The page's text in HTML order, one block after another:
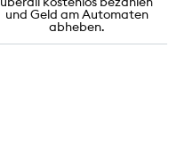
und Geld am Automaten
abheben.